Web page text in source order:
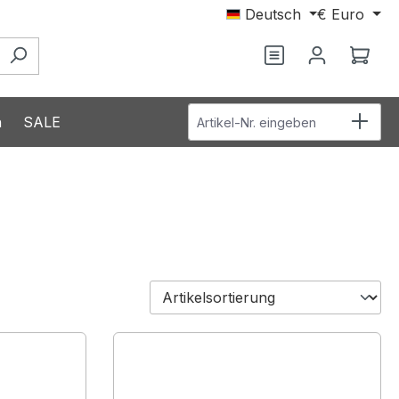
Deutsch € Euro
Du hast 0
SALE Artikel-Nr. eingeben